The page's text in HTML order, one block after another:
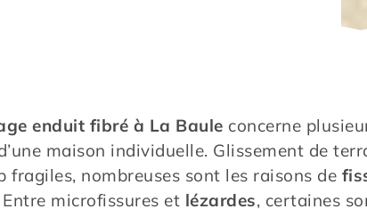
enduit fibré à La Baule concerne
maison individuelle. Glissement de
fragiles, nombreuses sont les raisons de
microfissures et lézardes, certaines